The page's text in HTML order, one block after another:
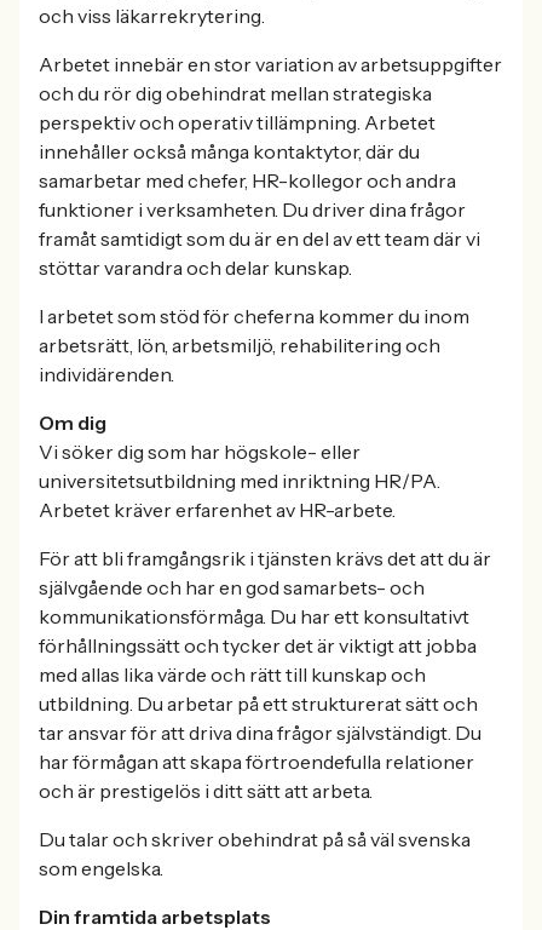
och viss läkarrekrytering.
Arbetet innebär en stor variation av arbetsuppgifter
och du rör dig obehindrat mellan strategiska
perspektiv och operativ tillämpning. Arbetet
innehåller också många kontaktytor, där du
samarbetar med chefer, HR-kollegor och andra
funktioner i verksamheten. Du driver dina frågor
framåt samtidigt som du är en del av ett team där vi
stöttar varandra och delar kunskap.
I arbetet som stöd för cheferna kommer du inom
arbetsrätt, lön, arbetsmiljö, rehabilitering och
individärenden.
Om dig
Vi söker dig som har högskole- eller
universitetsutbildning med inriktning HR/PA.
Arbetet kräver erfarenhet av HR-arbete.
För att bli framgångsrik i tjänsten krävs det att du är
självgående och har en god samarbets- och
kommunikationsförmåga. Du har ett konsultativt
förhållningssätt och tycker det är viktigt att jobba
med allas lika värde och rätt till kunskap och
utbildning. Du arbetar på ett strukturerat sätt och
tar ansvar för att driva dina frågor självständigt. Du
har förmågan att skapa förtroendefulla relationer
och är prestigelös i ditt sätt att arbeta.
Du talar och skriver obehindrat på så väl svenska
som engelska.
Din framtida arbetsplats